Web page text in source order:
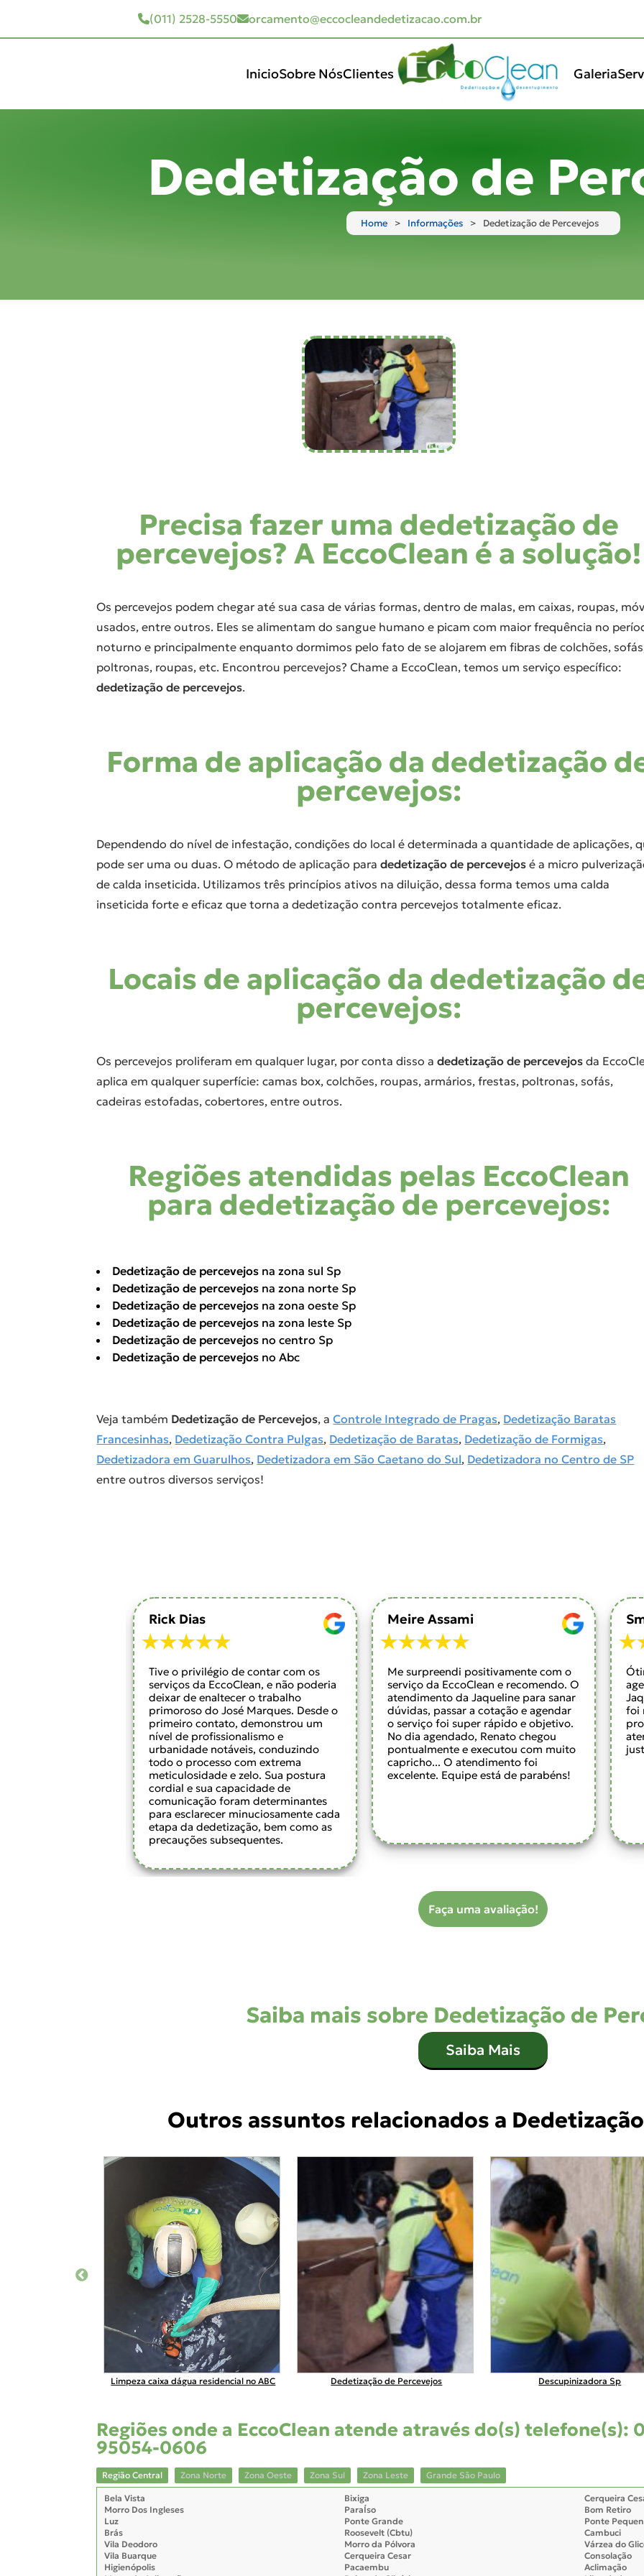
(011) 2528-5550 orcamento@eccocleandedetizacao.com.br
InicioSobre NósClientes Galeria
Dedetização de
Home Informações Dedetização de Percevejos
Precisa fazer uma dedetização de
percevejos? A EccoClean é a solução!
Os percevejos podem chegar até sua casa de várias formas, dentro de malas, em caixas, roupas,
usados, entre outros. Eles se alimentam do sangue humano e picam com maior frequência no
noturno e principalmente enquanto dormimos pelo fato de se alojarem em fibras de colchões,
poltronas, roupas, etc. Encontrou percevejos? Chame a EccoClean, temos um serviço específico:
dedetização de percevejos.
Forma de aplicação da dedetização
percevejos:
Dependendo do nível de infestação, condições do local é determinada a quantidade de aplicações,
pode ser uma ou duas. O método de aplicação paradedetização de percevejos é a micro
de calda inseticida. Utilizamos três princípios ativos na diluição, dessa forma temos uma calda
inseticida forte e eficaz que torna a dedetização contra percevejos totalmente eficaz.
Locais de aplicação da dedetização
percevejos:
Os percevejos proliferam em qualquer lugar, por conta disso adedetização de percevejos da
aplica em qualquer superfície: camas box, colchões, roupas, armários, frestas, poltronas, sofás,
cadeiras estofadas, cobertores, entre outros.
Regiões atendidas pelas EccoClean
para dedetização de percevejos:
Dedetização de percevejos na zona sul Sp
Dedetização de percevejos na zona norte Sp
Dedetização de percevejos na zona oeste Sp
Dedetização de percevejos na zona leste Sp
Dedetização de percevejos no centro Sp
Dedetização de percevejos no Abc
Veja também Dedetização de Percevejos, aControle Integrado de Pragas, Dedetização Baratas
Francesinhas, Dedetização Contra Pulgas, Dedetização de Baratas, Dedetização de Formigas,
Dedetizadora em Guarulhos, Dedetizadora em São Caetano do Sul, Dedetizadora no Centro de SP
entre outros diversos serviços!
Rick Dias
Tive o privilégio de contar com os
serviços da EccoClean, e não poderia
deixar de enaltecer o trabalho
primoroso do José Marques. Desde o
primeiro contato, demonstrou um
nível de profissionalismo e
urbanidade notáveis, conduzindo
todo o processo com extrema
meticulosidade e zelo. Sua postura
cordial e sua capacidade de
comunicação foram determinantes
para esclarecer minuciosamente cada
etapa da dedetização, bem como as
precauções subsequentes.
Meire Assami
Me surpreendi positivamente com o
serviço da EccoClean e recomendo. O
atendimento da Jaqueline para sanar
dúvidas, passar a cotação e agendar
o serviço foi super rápido e objetivo.
No dia agendado, Renato chegou
pontualmente e executou com muito
capricho... O atendimento foi
excelente. Equipe está de parabéns!
foi
Faça uma avaliação!
Saiba mais sobre Dedetização de
Saiba Mais
Outros assuntos relacionados a
Limpeza caixa dágua residencial no ABC Dedetização de Percevejos Descupinizadora Sp
Regiões onde a EccoClean atende através do(s) telefone(s):
95054-0606
Região Central Zona Norte Zona Oeste Zona Sul Zona Leste Grande São Paulo
Bela Vista Bixiga
Cerqueira
Morro Dos Ingleses
ParaÍso
Bom Retiro
Luz
Ponte Grande
Ponte
Brás
Roosevelt (Cbtu)
Cambuci
Vila Deodoro
Morro da Pólvora
Várzea do
Vila Buarque
Cerqueira Cesar
Consolação
Higienópolis
Pacaembu
Aclimação